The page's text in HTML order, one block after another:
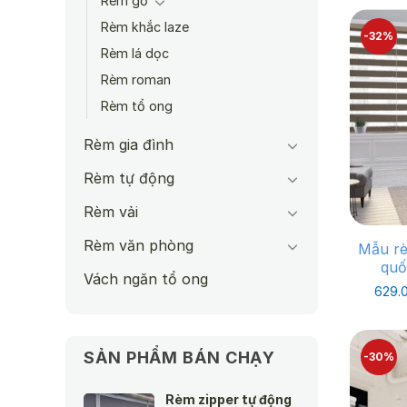
Rèm khắc laze
Rèm lá dọc
Rèm roman
Rèm tổ ong
Rèm gia đình
Rèm tự động
Rèm vải
Rèm văn phòng
Vách ngăn tổ ong
SẢN PHẨM BÁN CHẠY
Rèm zipper tự động
-32%
Mẫu
-30%